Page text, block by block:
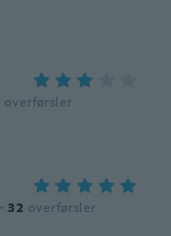
overførsler
· 32 overførsler